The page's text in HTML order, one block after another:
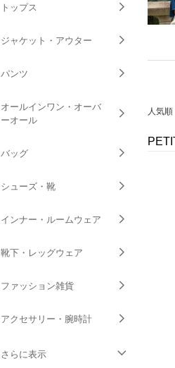
トップス
ジャケット・アウター
パンツ
オールインワン・オーバ
ーオール
バッグ
シューズ・靴
インナー・ルームウェア
靴下・レッグウェア
ファッション雑貨
アクセサリー・腕時計
さらに表示
人気順